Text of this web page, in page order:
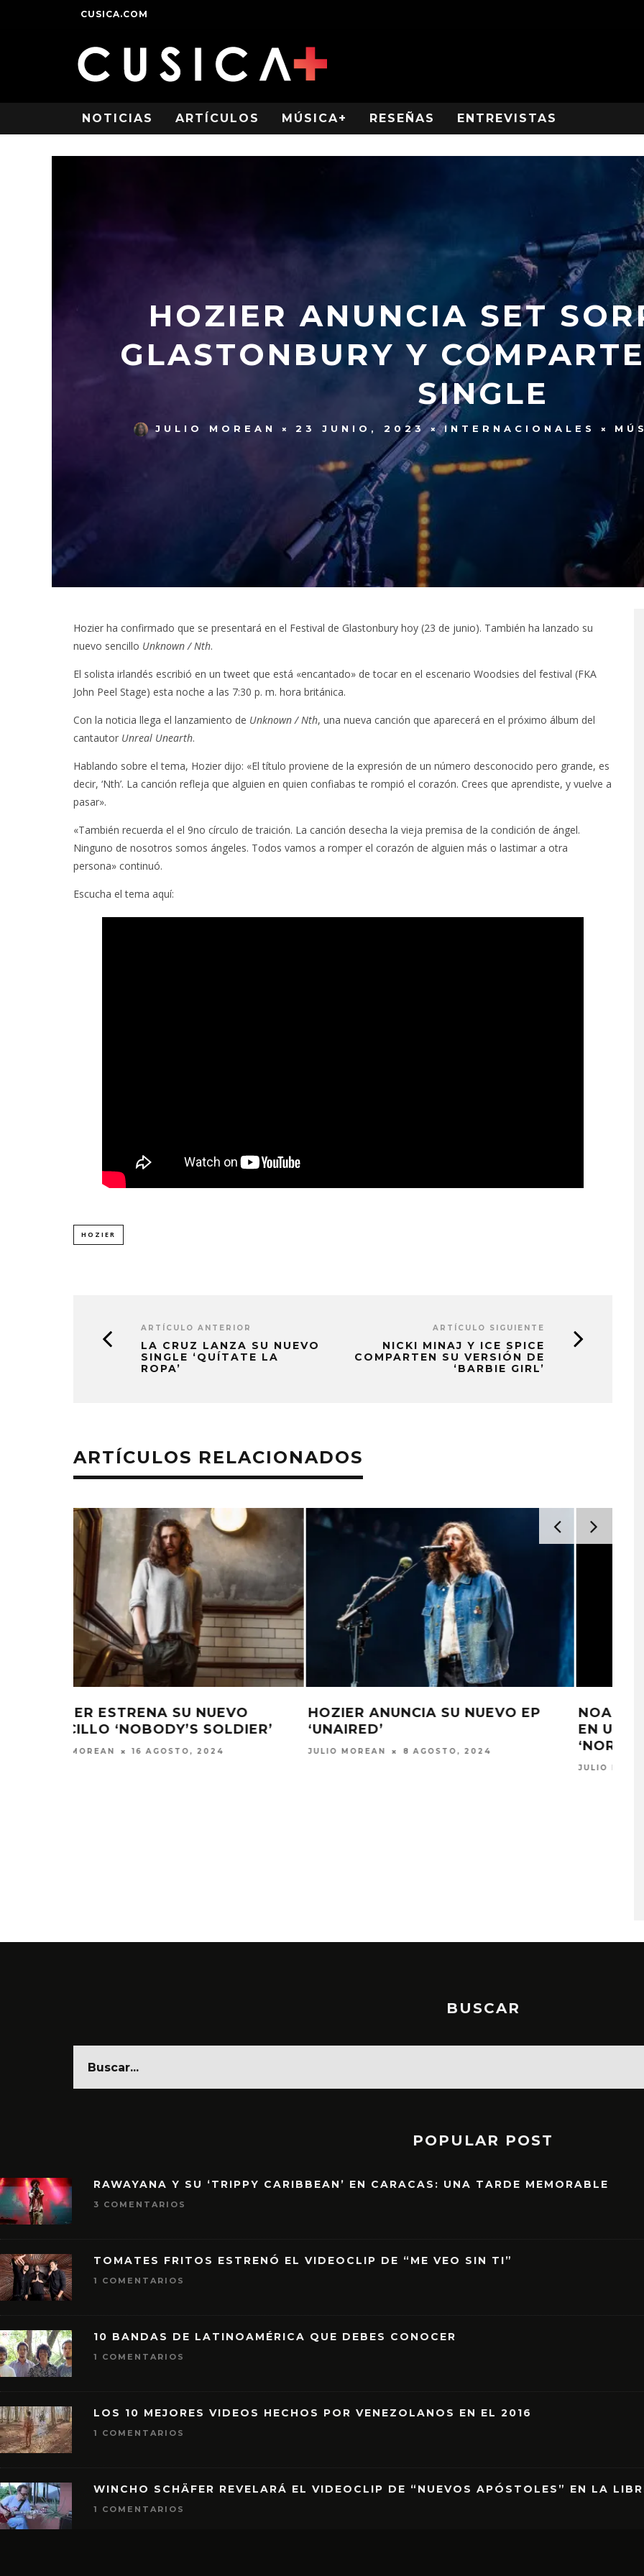
CUSICA.COM
NOTICIAS ARTÍCULOS MÚSICA+ RESEÑAS ENTREVISTAS
HOZIER ANUNCIA SET
GLASTONBURY Y
SINGLE
JULIO MOREAN 23 JUNIO, 2023 INTERNACIONALES
Hozier ha confirmado que se presentará en el Festival de Glastonbury hoy (23 de junio). También ha lanzado su
nuevo sencillo Unknown / Nth.
El solista irlandés escribió en un tweet que está «encantado» de tocar en el escenario Woodsies del festival (FKA
John Peel Stage) esta noche a las 7:30 p. m. hora británica.
Con la noticia llega el lanzamiento de Unknown / Nth, una nueva canción que aparecerá en el próximo álbum del
cantautor Unreal Unearth.
Hablando sobre el tema, Hozier dijo: «El título proviene de la expresión de un número desconocido pero grande, es
decir, ‘Nth’. La canción refleja que alguien en quien confiabas te rompió el corazón. Crees que aprendiste, y vuelve a
pasar».
«También recuerda el el 9no círculo de traición. La canción desecha la vieja premisa de la condición de ángel.
Ninguno de nosotros somos ángeles. Todos vamos a romper el corazón de alguien más o lastimar a otra
persona» continuó.
Escucha el tema aquí:
HOZIER
ARTÍCULO ANTERIOR
LA CRUZ LANZA SU NUEVO
SINGLE ‘QUÍTATE LA
ROPA’
ARTÍCULO SIGUIENTE
NICKI MINAJ Y ICE SPICE
COMPARTEN SU VERSIÓN DE
‘BARBIE GIRL’
ARTÍCULOS RELACIONADOS
NOAH KAHAN Y HOZIER SE UNEN
EN UNA NUEVA VERSIÓN DE
‘NORTHERN ATTITUDE’
HOZIER ESTRENÓ SU NUEVA
CANCIÓN EN VIVO ‘JACKBOOT
JUMP’
25 NOVIEMBRE,
BUSCAR
POPULAR POST
RAWAYANA Y SU ‘TRIPPY CARIBBEAN’ EN CARACAS: UNA TARDE MEMORABLE
3 COMENTARIOS
TOMATES FRITOS ESTRENÓ EL VIDEOCLIP DE “ME VEO SIN TI”
1 COMENTARIOS
10 BANDAS DE LATINOAMÉRICA QUE DEBES CONOCER
1 COMENTARIOS
LOS 10 MEJORES VIDEOS HECHOS POR VENEZOLANOS EN EL 2016
1 COMENTARIOS
WINCHO SCHÄFER REVELARÁ EL VIDEOCLIP DE “NUEVOS APÓSTOLES” EN LA
1 COMENTARIOS